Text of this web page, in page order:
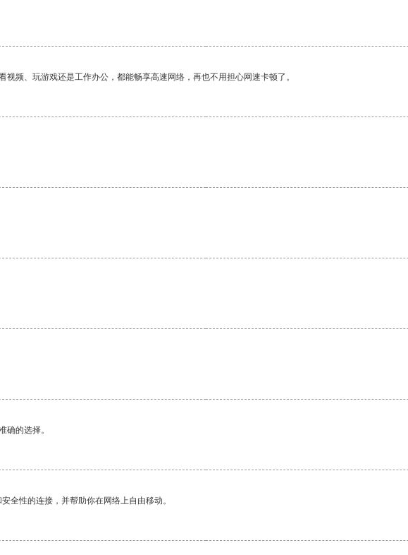
频、玩游戏还是工作办公，都能畅享高速网络，再也不用担心网速卡顿了。
确的选择。
全性的连接，并帮助你在网络上自由移动。